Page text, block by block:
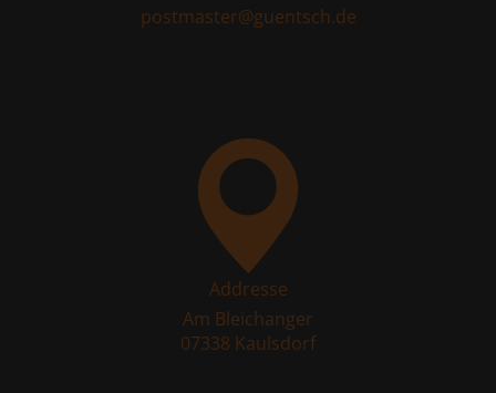
postmaster@guentsch.de
Addresse
Am Bleichanger
07338 Kaulsdorf